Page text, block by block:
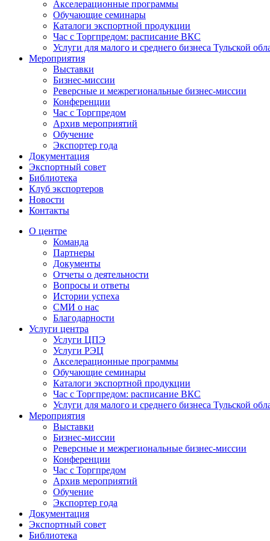
Акселерационные программы
Обучающие семинары
Каталоги экспортной продукции
Час с Торгпредом: расписание ВКС
Услуги для малого и среднего бизнеса Тульской
Мероприятия
Выставки
Бизнес-миссии
Реверсные и межрегиональные бизнес-миссии
Конференции
Час с Торгпредом
Архив мероприятий
Обучение
Экспортер года
Документация
Экспортный совет
Библиотека
Клуб экспортеров
Новости
Контакты
О центре
Команда
Партнеры
Документы
Отчеты о деятельности
Вопросы и ответы
Истории успеха
СМИ о нас
Благодарности
Услуги центра
Услуги ЦПЭ
Услуги РЭЦ
Акселерационные программы
Обучающие семинары
Каталоги экспортной продукции
Час с Торгпредом: расписание ВКС
Услуги для малого и среднего бизнеса Тульской
Мероприятия
Выставки
Бизнес-миссии
Реверсные и межрегиональные бизнес-миссии
Конференции
Час с Торгпредом
Архив мероприятий
Обучение
Экспортер года
Документация
Экспортный совет
Библиотека